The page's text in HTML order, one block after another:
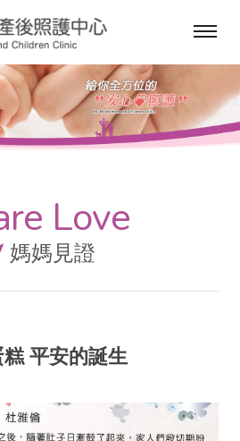
選
Love
媽媽見證
平安的誕生